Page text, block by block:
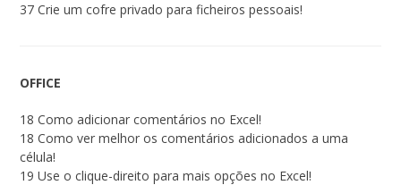
37 Crie um cofre privado para ficheiros pessoais!
OFFICE
18 Como adicionar comentários no Excel!
18 Como ver melhor os comentários adicionados a uma
célula!
19 Use o clique-direito para mais opções no Excel!